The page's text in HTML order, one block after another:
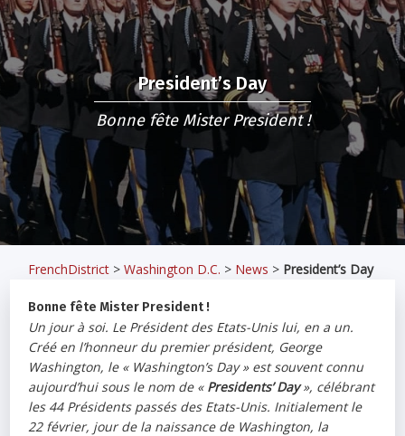
President’s Day
Bonne fête Mister President !
FrenchDistrict >Washington D.C. > News > President’s Day
Bonne fête Mister President !
Un jour à soi. Le Président des Etats-Unis lui, en a un.
Créé en l’honneur du premier président, George
Washington, le « Washington’s Day» est souvent connu
aujourd’hui sous le nom de « Presidents’ Day », célébrant
les 44 Présidents passés des Etats-Unis. Initialement le
22 février, jour de la naissance de Washington, la